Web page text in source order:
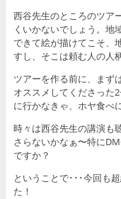
西谷先生のところのツア
くいかないでしょう。地
できて絵が描けてこそ、
すし、そこは頼む人の人
ツアーを作る前に、まず
オススメしてくださった
に行かなきゃ、ホヤ食べ
時々は西谷先生の講演も
さらないかなぁ〜特に
ですか？
ということで･･･今回も
た！